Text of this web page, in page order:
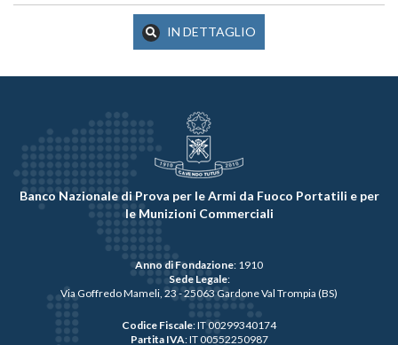
IN DETTAGLIO
Banco Nazionale di Prova per le Armi da Fuoco Portatili e per
le Munizioni Commerciali
Anno di Fondazione: 1910
Sede Legale:
Via Goffredo Mameli, 23 - 25063 Gardone Val Trompia (BS)
Codice Fiscale: IT 00299340174
Partita IVA: IT 00552250987